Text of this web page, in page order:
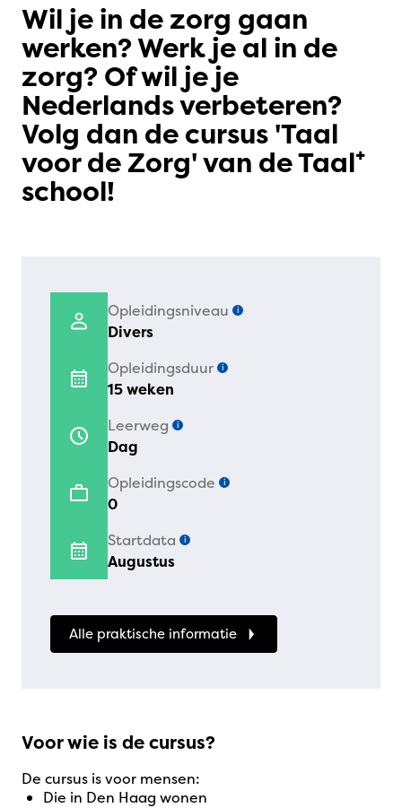
Wil je in de zorg gaan
werken? Werk je al in de
zorg? Of wil je je
Nederlands verbeteren?
Volg dan de cursus 'Taal
voor de Zorg' van de Taal⁺
school!
Opleidingsniveau i
Divers
Opleidingsduur
i
15 weken
Leerweg
i
Dag
Opleidingscode
i
0
Startdata
i
Augustus
Alle praktische informatie
Voor wie is de cursus?
De cursus is voor mensen:
die in Den Haag wonen